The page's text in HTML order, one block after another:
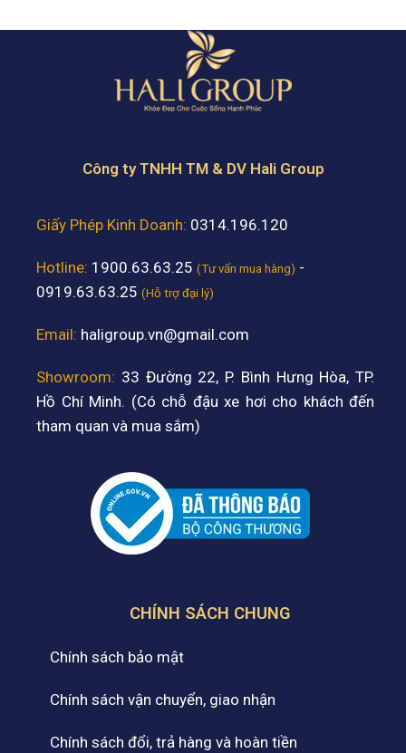
Công ty TNHH TM & DV Hali Group
Giấy Phép Kinh Doanh: 0314.196.120
Hotline: 1900.63.63.25 (Tư vấn mua hàng) -
0919.63.63.25 (Hỗ trợ đại lý)
Email: haligroup.vn@gmail.com
Showroom: 33 Đường 22, P. Bình Hưng Hòa, TP.
Hồ Chí Minh. (Có chỗ đậu xe hơi cho khách đến
tham quan và mua sắm)
CHÍNH SÁCH CHUNG
Chính sách bảo mật
Chính sách vận chuyển, giao nhận
Chính sách đổi, trả hàng và hoàn tiền